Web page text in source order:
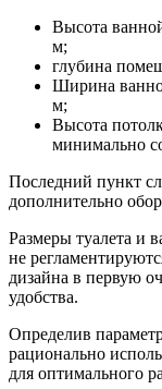
Высота
м;
глубина
Ширина
м;
Высота
минимально
Последний пункт
дополнительно
Размеры туалета и
не
дизайна в первую
удобства.
Определив
рационально
для оптимального